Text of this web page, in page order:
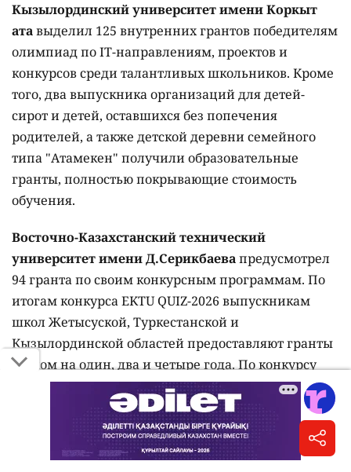
Кызылординский университет имени Коркыт
атавыделил 125 внутренних грантов победителям
олимпиад по IT-направлениям, проектов и
конкурсов среди талантливых школьников. Кроме
того, два выпускника организаций для детей-
сирот и детей, оставшихся без попечения
родителей, а также детской деревни семейного
типа "Атамекен" получили образовательные
гранты, полностью покрывающие стоимость
обучения.
Восточно-Казахстанский технический
университет имени Д.Серикбаевапредусмотрел
94 гранта по своим конкурсным программам. По
итогам конкурса EKTU QUIZ-2026 выпускникам
школ Жетысуской, Туркестанской и
Кызылординской областей предоставляют гранты
сроком на один, два и четыре года. По конкурсу
"Ақылды Awards 2026" выделено 18
четырехлетних грантов для обладателей знака
"Алтын белгі". Также четырехлетние гранты
предусмотрены для выпускников школ